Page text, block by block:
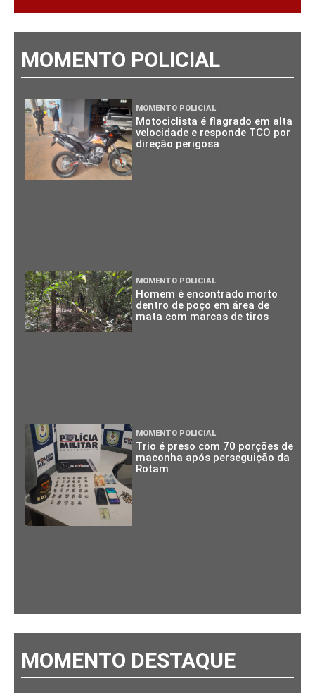
MOMENTO POLICIAL
MOMENTO POLICIAL
Motociclista é flagrado em alta
velocidade e responde TCO por
direção perigosa
MOMENTO POLICIAL
Homem é encontrado morto
dentro de poço em área de
mata com marcas de tiros
MOMENTO POLICIAL
Trio é preso com 70 porções de
maconha após perseguição da
Rotam
MOMENTO DESTAQUE